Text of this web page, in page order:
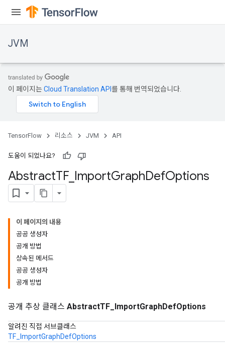
JVM
이 페이지는Cloud Translation API 를 통해 번역되었습니다.
TensorFlow 리소스 JVM API
도움이 되었나요?
AbstractTF ImportGraphDefOptions
이 페이지의 내용
공공 생성자
공개 방법
상속된 메서드
공공 생성자
공개 방법
공개 추상 클래스 AbstractTF_ImportGraphDefOptions
알려진 직접 서브클래스
TF_ImportGraphDefOptions